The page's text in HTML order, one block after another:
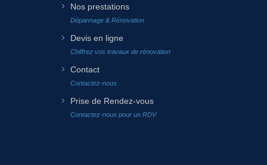
Nos prestations
Dépannage & Rénovation
Devis en ligne
Chiffrez vos travaux de rénovation
Contact
Contactez-nous
Prise de Rendez-vous
Contactez-nous pour un RDV